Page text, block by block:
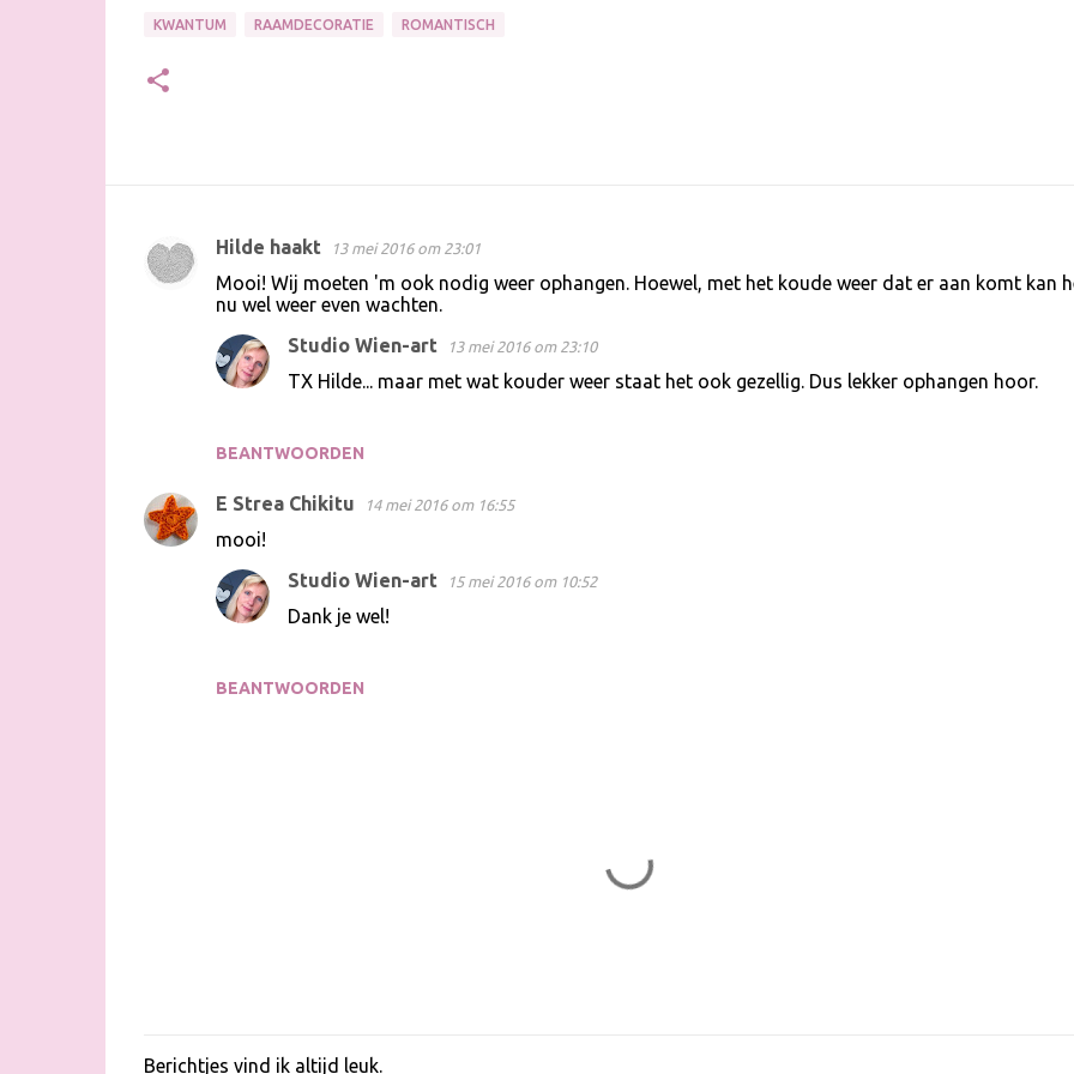
KWANTUM RAAMDECORATIE ROMANTISCH
R
s
Hilde haakt 13 mei 2016 om 23:01
Mooi! Wij moeten 'm ook nodig weer ophangen. Hoewel, met het koude weer dat er aan komt kan
nu wel weer even wachten.
BEANTWOORDEN
Studio Wien-art 13 mei 2016 om 23:10
TX Hilde... maar met wat kouder weer staat het ook gezellig. Dus lekker ophangen hoor.
E Strea Chikitu 14 mei 2016 om 16:55
mooi!
BEANTWOORDEN
Studio Wien-art 15 mei 2016 om 10:52
Dank je wel!
Berichtjes vind ik altijd leuk.